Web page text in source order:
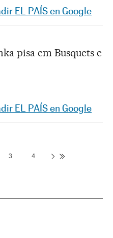
Twitter
Redes Sociales
EL PAÍS en Google
pisa em Busquets e
Twitter
Redes Sociales
EL PAÍS en Google
3 4